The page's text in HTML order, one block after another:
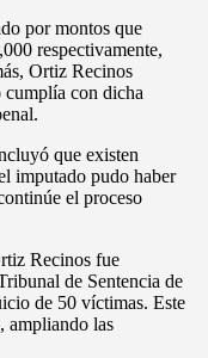
por montos que
respectivamente,
Ortiz Recinos
con dicha
que existen
imputado pudo haber
el proceso
Recinos fue
de Sentencia de
de 50 víctimas. Este
ampliando las